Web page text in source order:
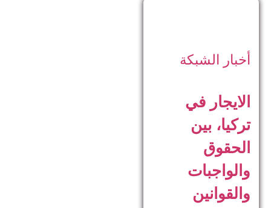
أخبار الشبكة
الايجار في
تركيا، بين
الحقوق
والواجبات
والقوانين